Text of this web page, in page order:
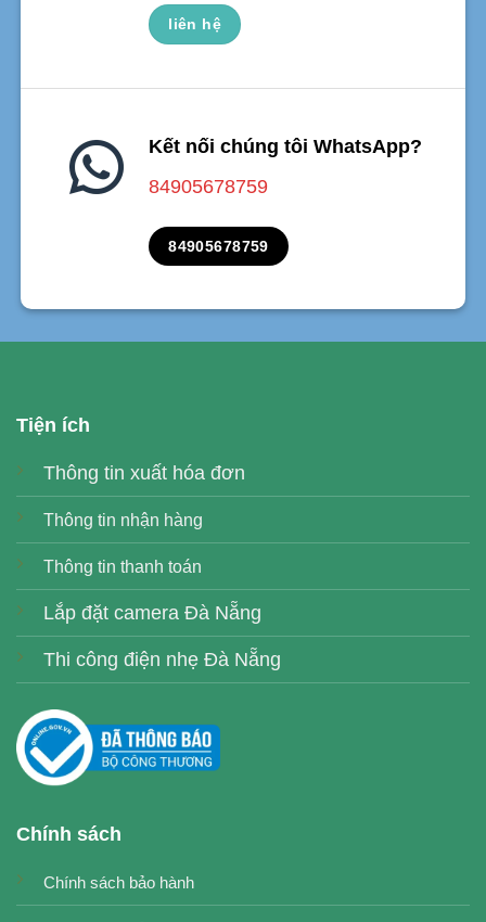
liên hệ
Kết nối chúng tôi WhatsApp?
84905678759
84905678759
Tiện ích
Thông tin xuất hóa đơn
Thông tin nhận hàng
Thông tin thanh toán
Lắp đặt camera Đà Nẵng
Thi công điện nhẹ Đà Nẵng
Chính sách
Chính sách bảo hành